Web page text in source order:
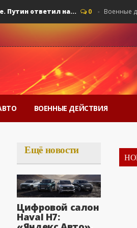
ответил на... 0 Военные
ВОЕННЫЕ ДЕЙСТВИЯ
ответил на...
Ещё новости
Цифровой салон
Haval H7: